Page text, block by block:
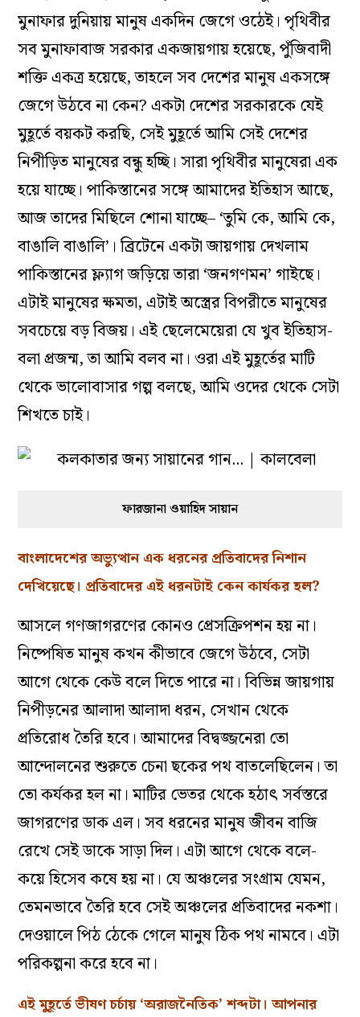
মুনাফার দুনিয়ায় মানুষ একদিন জেগে ওঠেই। পৃথিবীর
সব মুনাফাবাজ সরকার একজায়গায় হয়েছে, পুঁজিবাদী
শক্তি একত্র হয়েছে, তাহলে সব দেশের মানুষ একসঙ্গে
জেগে উঠবে না কেন? একটা দেশের সরকারকে যেই
মুহূর্তে বয়কট করছি, সেই মুহূর্তে আমি সেই দেশের
নিপীড়িত মানুষের বন্ধু হচ্ছি। সারা পৃথিবীর মানুষেরা এক
হয়ে যাচ্ছে। পাকিস্তানের সঙ্গে আমাদের ইতিহাস আছে,
আজ তাদের মিছিলে শোনা যাচ্ছে– ‘তুমি কে, আমি কে,
বাঙালি বাঙালি’। ব্রিটেনে একটা জায়গায় দেখলাম
পাকিস্তানের ফ্ল্যাগ জড়িয়ে তারা ‘জনগণমন’ গাইছে।
এটাই মানুষের ক্ষমতা, এটাই অস্ত্রের বিপরীতে মানুষের
সবচেয়ে বড় বিজয়। এই ছেলেমেয়েরা যে খুব ইতিহাস-
বলা প্রজন্ম, তা আমি বলব না। ওরা এই মুহূর্তের মাটি
থেকে ভালোবাসার গল্প বলছে, আমি ওদের থেকে সেটা
শিখতে চাই।
ফারজানা ওয়াহিদ সায়ান
বাংলাদেশের অভ্যুত্থান এক ধরনের প্রতিবাদের নিশান
দেখিয়েছে। প্রতিবাদের এই ধরনটাই কেন কার্যকর হল?
আসলে গণজাগরণের কোনও প্রেসক্রিপশন হয় না।
নিষ্পেষিত মানুষ কখন কীভাবে জেগে উঠবে, সেটা
আগে থেকে কেউ বলে দিতে পারে না। বিভিন্ন জায়গায়
নিপীড়নের আলাদা আলাদা ধরন, সেখান থেকে
প্রতিরোধ তৈরি হবে। আমাদের বিদ্বজ্জনেরা তো
আন্দোলনের শুরুতে চেনা ছকের পথ বাতলেছিলেন। তা
তো কর্যকর হল না। মাটির ভেতর থেকে হঠাৎ সর্বস্তরে
জাগরণের ডাক এল। সব ধরনের মানুষ জীবন বাজি
রেখে সেই ডাকে সাড়া দিল। এটা আগে থেকে বলে-
কয়ে হিসেব কষে হয় না। যে অঞ্চলের সংগ্রাম যেমন,
তেমনভাবে তৈরি হবে সেই অঞ্চলের প্রতিবাদের নকশা।
দেওয়ালে পিঠ ঠেকে গেলে মানুষ ঠিক পথ নামবে। এটা
পরিকল্পনা করে হবে না।
এই মুহূর্তে ভীষণ চর্চায় ‘অরাজনৈতিক’ শব্দটা। আপনার